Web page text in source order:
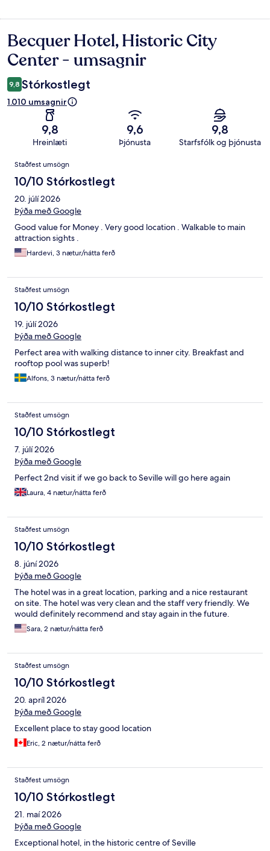
Umsagnir
Becquer Hotel, Historic City
Center - umsagnir
9,8 Stórkostlegt
1.010 umsagnir
9,8
Hreinlæti
9,6
Þjónusta
9,8
Starfsfólk og þjónusta
Umsagnir
Staðfest umsögn
10/10 Stórkostlegt
20. júlí 2026
Þýða með Google
Good value for Money . Very good location . Walkable to main
attraction sights .
Hardevi, 3 nætur/nátta ferð
Staðfest umsögn
10/10 Stórkostlegt
19. júlí 2026
Þýða með Google
Perfect area with walking distance to inner city. Breakfast and
rooftop pool was superb!
Alfons, 3 nætur/nátta ferð
Staðfest umsögn
10/10 Stórkostlegt
7. júlí 2026
Þýða með Google
Perfect 2nd visit if we go back to Seville will go here again
Laura, 4 nætur/nátta ferð
Staðfest umsögn
10/10 Stórkostlegt
8. júní 2026
Þýða með Google
The hotel was in a great location, parking and a nice restaurant
on site. The hotel was very clean and the staff very friendly. We
would definitely recommend and stay again in the future.
Sara, 2 nætur/nátta ferð
Staðfest umsögn
10/10 Stórkostlegt
20. apríl 2026
Þýða með Google
Excellent place to stay good location
Eric, 2 nætur/nátta ferð
Staðfest umsögn
10/10 Stórkostlegt
21. maí 2026
Þýða með Google
Exceptional hotel, in the historic centre of Seville